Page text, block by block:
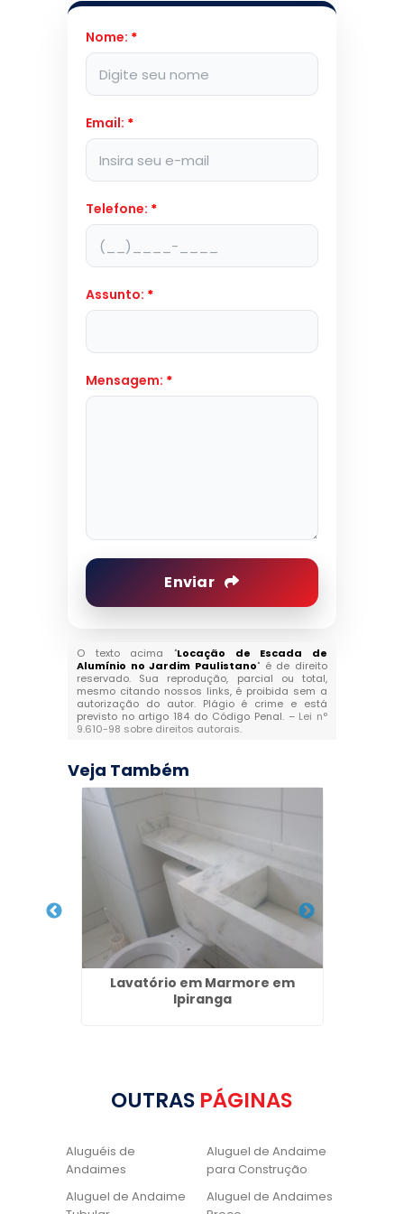
Nome: *
Email: *
Telefone: *
Assunto: *
Mensagem: *
Enviar
O texto acima "Locação de Escada de
Alumínio no Jardim Paulistano" é de direito
reservado. Sua reprodução, parcial ou total,
mesmo citando nossos links, é proibida sem a
autorização do autor. Plágio é crime e está
previsto no artigo 184 do Código Penal. – Lei n°
9.610-98 sobre direitos autorais.
Veja Também
Lavatório em Marmore em
Ipiranga
OUTRAS PÁGINAS
Aluguéis de
Andaimes
Aluguel de Andaime
para Construção
Aluguel de Andaime
Aluguel de Andaimes